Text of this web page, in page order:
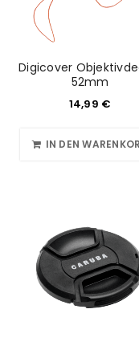
Digicover
52mm
14,99 €
IN DEN